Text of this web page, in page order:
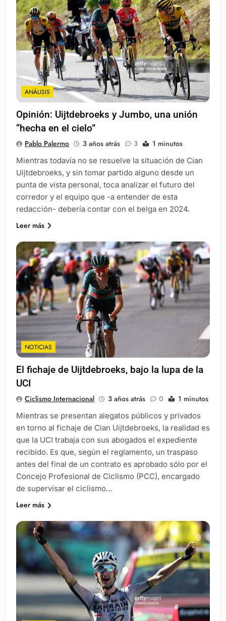
ANÁLISIS
Opinión: Uijtdebroeks y Jumbo, una unión
“hecha en el cielo”
Pablo Palermo 3 años atrás 3 1 minutos
Mientras todavía no se resuelve la situación de Cian
Uijtdebroeks, y sin tomar partido alguno desde un
punta de vista personal, toca analizar el futuro del
corredor y el equipo que -a entender de esta
redacción- debería contar con el belga en 2024.
Leer más
NOTICIAS
El fichaje de Uijtdebroeks, bajo la lupa de la
UCI
Ciclismo Internacional 3 años atrás 0 1 minutos
Mientras se presentan alegatos públicos y privados
en torno al fichaje de Cian Uijtdebroeks, la realidad es
que la UCI trabaja con sus abogados el expediente
recibido. Es que, según el reglamento, un traspaso
antes del final de un contrato es aprobado sólo por el
Concejo Profesional de Ciclismo (PCC), encargado
de supervisar el ciclismo…
Leer más